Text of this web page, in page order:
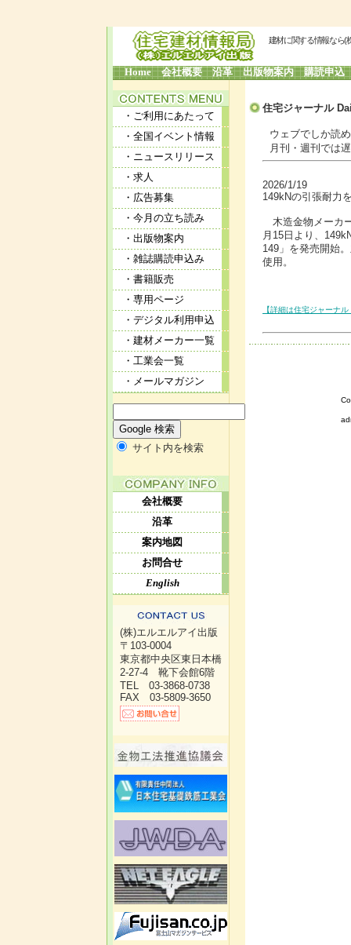
建材に関する情報なら(
Home 会社概要 沿革 出版物案内 購読申込
・ご利用にあたって
・全国イベント情報
・ニュースリリース
・求人
・広告募集
・今月の立ち読み
・出版物案内
・雑誌購読申込み
・書籍販売
・専用ページ
・デジタル利用申込
・建材メーカー一覧
・工業会一覧
・メールマガジン
サイト内を検索
会社概要
沿革
案内地図
お問合せ
English
(株)エルエルアイ出版
〒103-0004
東京都中央区東日本橋
2-27-4 靴下会館6階
TEL 03-3868-0738
FAX 03-5809-3650
住宅ジャーナル
ウェブでしか読め
月刊・週刊では遅
2026/1/19
149kNの引張耐力
木造金物メーカ
月15日より、
149」を発売開始
使用。
【詳細は住宅ジャーナ